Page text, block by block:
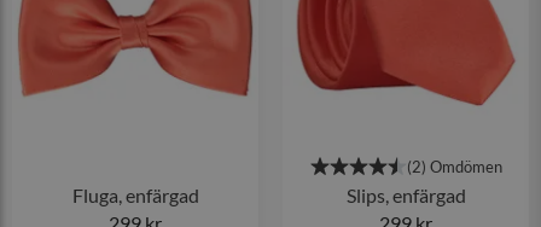
Fluga, enfärgad
Slips, enfärgad